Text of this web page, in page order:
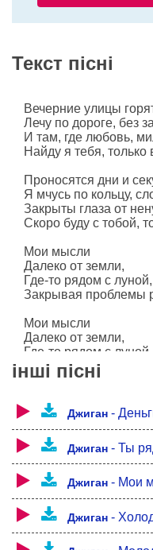
Текст пісні
Вечерние улицы
Лечу по дороге, без
И там, где любовь,
Найду я тебя, только
Проносятся дни и
Я мчусь по кольцу,
Закрыты глаза от
Скоро буду с тобой,
Мои мысли
Далеко от земли,
Где-то рядом с
Закрывая проблемы
Мои мысли
Далеко от земли,
Где-то рядом с
Закрывая проблемы
Нежно гладить тебя
Воплотить все мечты
Подарить тебе
Я хочу быть с тобой
От земли до луны,
Подарю тебе солнца
Проносятся дни и
інші пісні
Джиган -
Джиган - Ты рядом
Джиган - Мои
Джиган -